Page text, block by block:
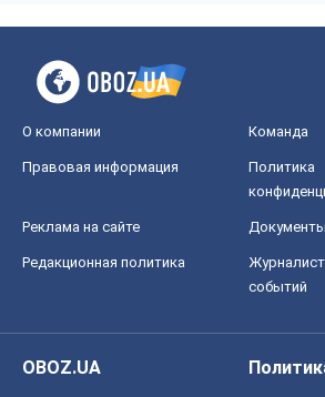
О компании Команда
Правовая информация
Политика
Реклама на сайте Документы
Редакционная политика
событий
OBOZ.UA